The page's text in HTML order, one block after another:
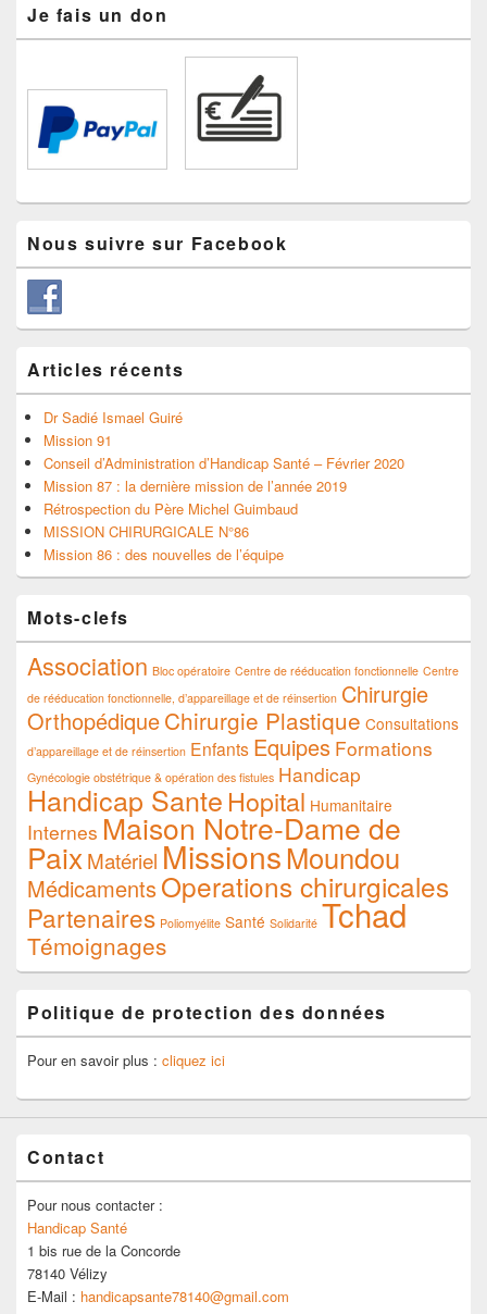
Je fais un don
Nous suivre sur Facebook
Articles récents
Dr Sadié Ismael Guiré
Mission 91
Conseil d’Administration d’Handicap Santé – Février 2020
Mission 87 : la dernière mission de l’année 2019
Rétrospection du Père Michel Guimbaud
MISSION CHIRURGICALE N°86
Mission 86 : des nouvelles de l’équipe
Mots-clefs
Association Bloc opératoire Centre de rééducation fonctionnelle Centre
de rééducation fonctionnelle, d’appareillage et de réinsertion Chirurgie
OrthopédiqueChirurgie Plastique Consultations
d’appareillage et de réinsertion Enfants Equipes Formations
Gynécologie obstétrique & opération des fistules Handicap
Handicap Sante Hopital Humanitaire
Internes Maison Notre-Dame de
PaixMatériel MissionsMoundou
MédicamentsOperations chirurgicales
Partenaires Poliomyélite Santé Solidarité Tchad
Témoignages
Politique de protection des données
Pour en savoir plus : cliquez ici
Contact
Pour nous contacter :
Handicap Santé
1 bis rue de la Concorde
78140 Vélizy
E-Mail : handicapsante78140@gmail.com